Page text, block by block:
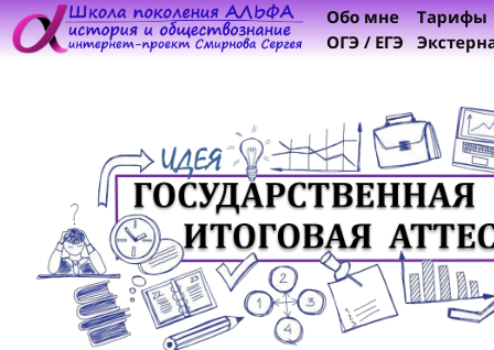
Обо мне
ОГЭ / ЕГЭ
Тарифы